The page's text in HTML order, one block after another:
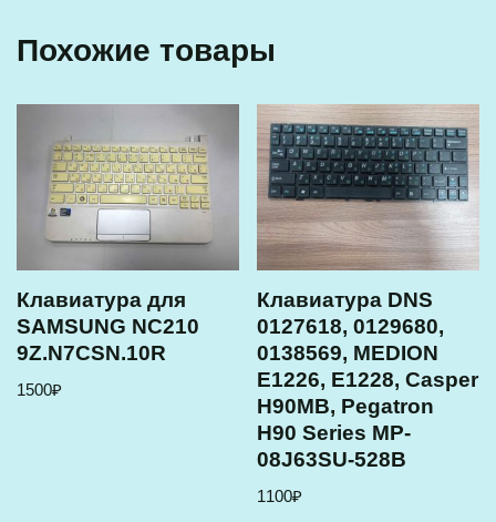
Похожие товары
Клавиатура для
SAMSUNG NC210
9Z.N7CSN.10R
1500₽
Клавиатура DNS
0127618, 0129680,
0138569, MEDION
E1226, E1228, Casper
H90MB, Pegatron
H90 Series MP-
08J63SU-528B
1100₽